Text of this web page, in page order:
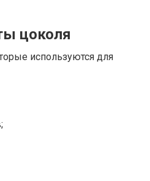
цоколя
используются для